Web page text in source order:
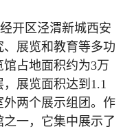
开区泾渭新城西安
展览和教育等多功
占地面积约为3万
展览面积达到1.1
两个展示组团。作
一，它集中展示了